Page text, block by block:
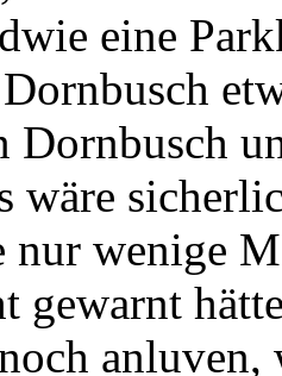
eine
Dornbusch
wäre
nur wenige
gewarnt